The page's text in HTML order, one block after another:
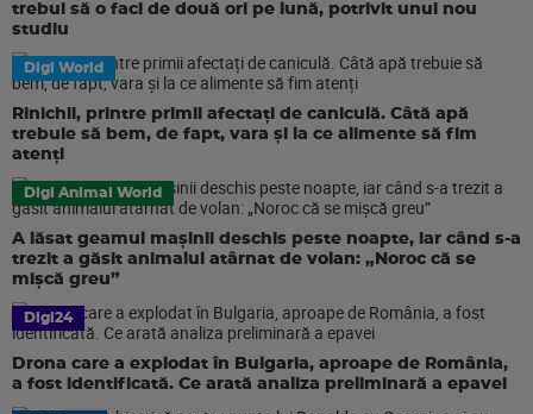
trebui să o faci de două ori pe lună, potrivit unui nou
studiu
Digi World
Rinichii, printre primii afectați de caniculă. Câtă apă
trebuie să bem, de fapt, vara și la ce alimente să fim
atenți
Digi Animal World
A lăsat geamul mașinii deschis peste noapte, iar când s-a
trezit a găsit animalul atârnat de volan: „Noroc că se
mișcă greu”
Digi24
Drona care a explodat în Bulgaria, aproape de România,
a fost identificată. Ce arată analiza preliminară a epavei